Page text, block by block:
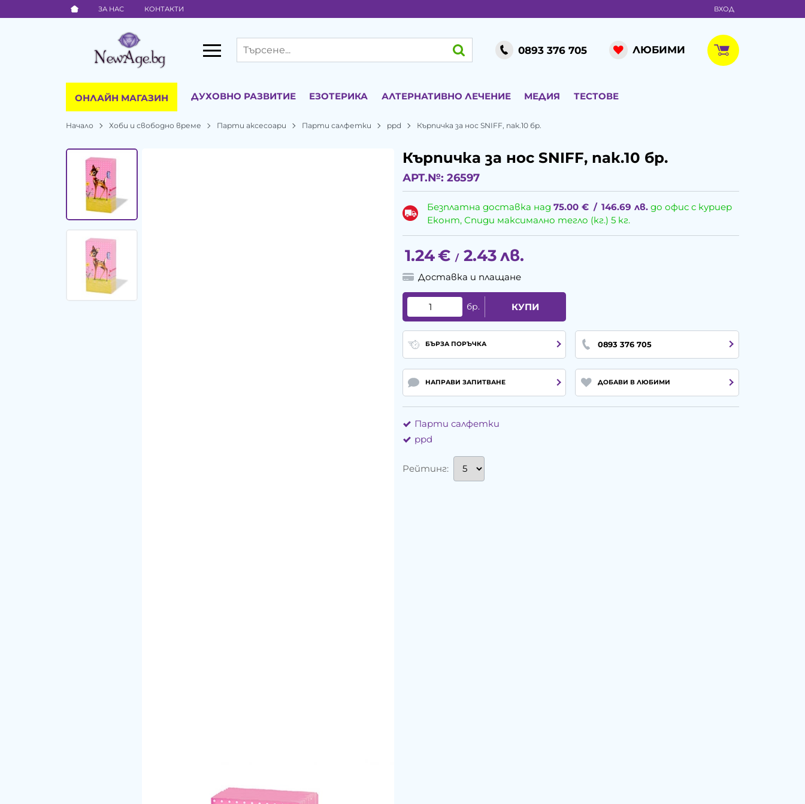
ЗА НАС КОНТАКТИ ВХОД
0893 376 705 ЛЮБИМИ
ОНЛАЙН МАГАЗИН ДУХОВНО РАЗВИТИЕ ЕЗОТЕРИКА АЛТЕРНАТИВНО ЛЕЧЕНИЕ МЕДИЯ ТЕСТОВЕ
Начало Хоби и свободно време Парти аксесоари Парти салфетки ppd Кърпичка за нос SNIFF, пак.10 бр.
Кърпичка за нос SNIFF, пак.10 бр.
АРТ.№: 26597
Безплатна доставка над75.00 € / 146.69 лв. до офис с куриер
Еконт, Спиди максимално тегло (кг.) 5 кг.
1.24€ / 2.43лв.
Доставка и плащане
бр. КУПИ
БЪРЗА ПОРЪЧКА 0893 376 705
НАПРАВИ ЗАПИТВАНЕ ДОБАВИ В ЛЮБИМИ
Парти салфетки
ppd
Рейтинг: